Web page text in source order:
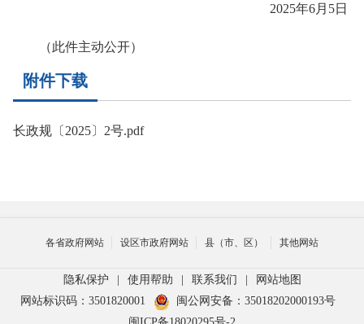
2025年6月5日
（此件主动公开）
附件下载
长政规〔2025〕2号.pdf
各省政府网站 设区市政府网站 县（市、区） 其他网站
隐私保护 使用帮助 联系我们
网站地图
网站标识码：3501820001
闽公网安备：35018202000193号